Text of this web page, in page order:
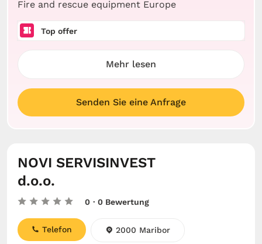
Fire and rescue equipment Europe
Top offer
Mehr lesen
Senden Sie eine Anfrage
NOVI SERVISINVEST
d.o.o.
0 · 0 Bewertung
Telefon 2000 Maribor